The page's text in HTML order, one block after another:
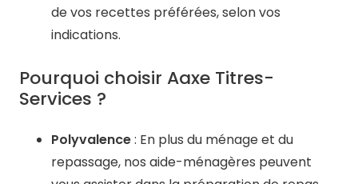
de vos recettes préférées, selon vos
indications. ​
Pourquoi choisir Aaxe Titres-
Services ?
Polyvalence: En plus du ménage et du
repassage, nos aide-ménagères peuvent